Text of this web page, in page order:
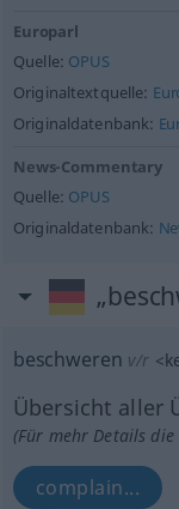
Europarl
Quelle: OPUS
Originaltextquelle:
Originaldatenbank:
News-Commentary
Quelle: OPUS
Originaldatenbank:
beschweren v/r <
Übersicht aller
(Für mehr Details
complain...